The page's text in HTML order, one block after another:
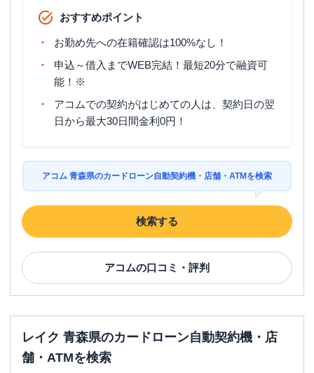
おすすめポイント
お勤め先への在籍確認は100%なし！
申込～借入までWEB完結！最短20分で融資可
能！※
アコムでの契約がはじめての人は、契約日の翌
日から最大30日間金利0円！
アコム 青森県のカードローン自動契約機・店舗・ATMを検索
検索する
アコムの口コミ・評判
レイク 青森県のカードローン自動契約機・店
舗・ATMを検索